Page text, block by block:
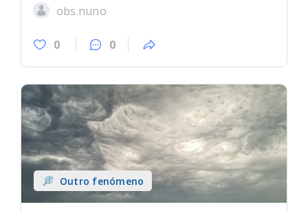
obs.nuno
0 0
Outro fenómeno